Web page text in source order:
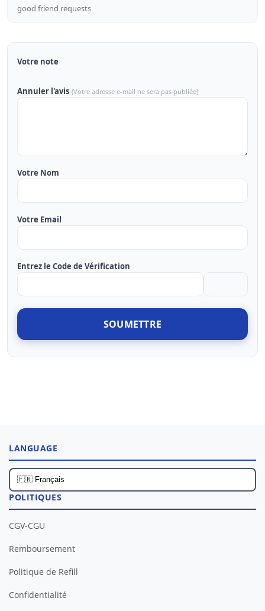
good friend requests
Votre note
Annuler l'avis (Votre adresse e-mail ne sera pas publiée)
Votre Nom
Votre Email
Entrez le Code de Vérification
SOUMETTRE
LANGUAGE
POLITIQUES
CGV-CGU
Remboursement
Politique de Refill
Confidentialité